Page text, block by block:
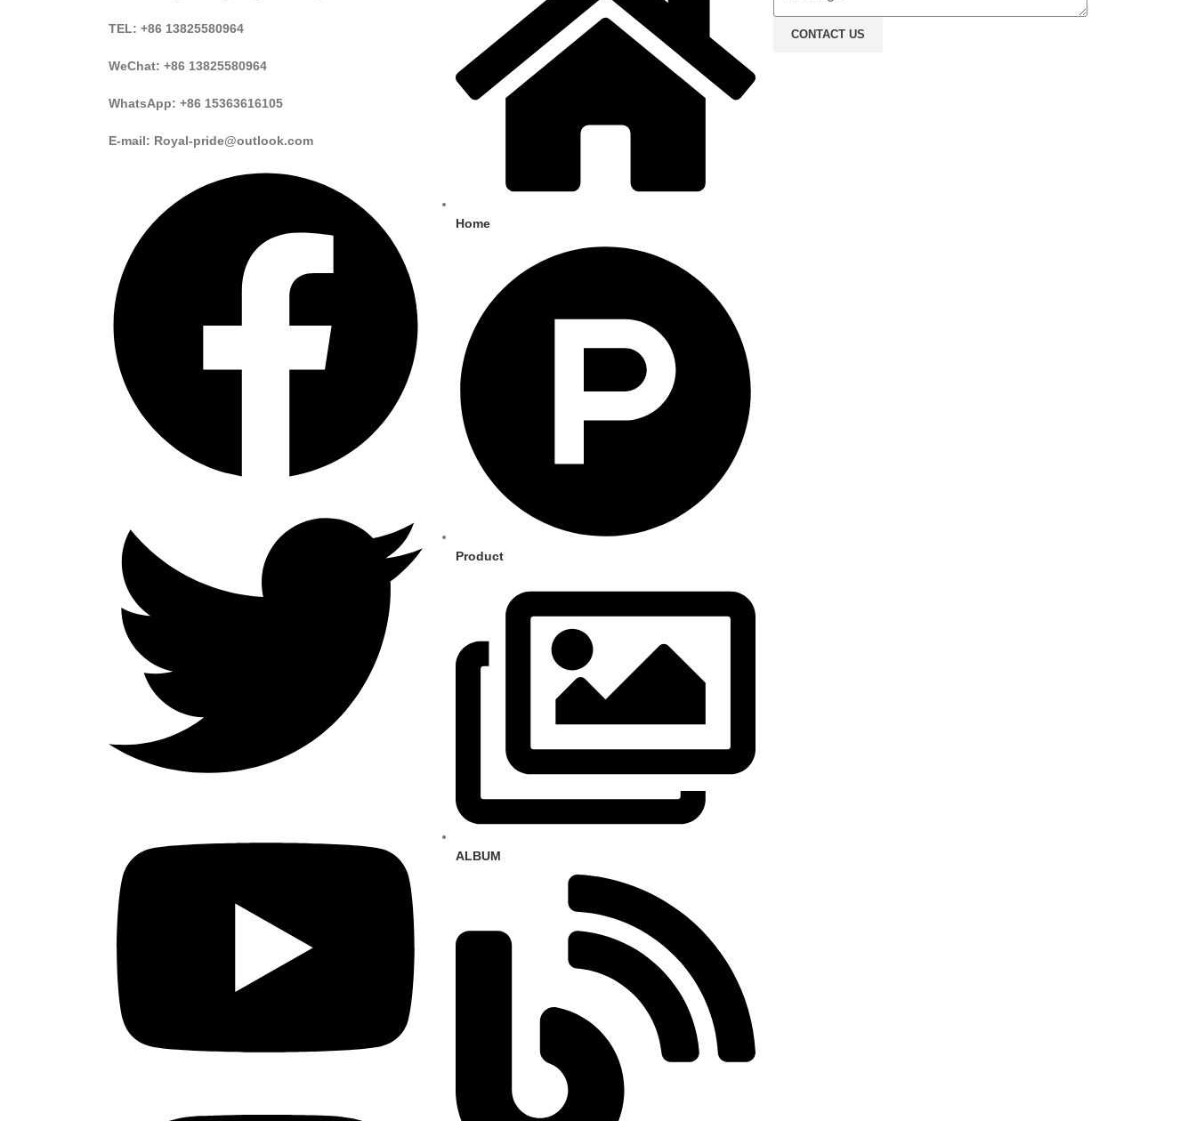
TEL: +86 13825580964
WeChat: +86 13825580964
WhatsApp: +86 15363616105
E-mail: Royal-pride@outlook.com
Home
Product
ALBUM
CONTACT US